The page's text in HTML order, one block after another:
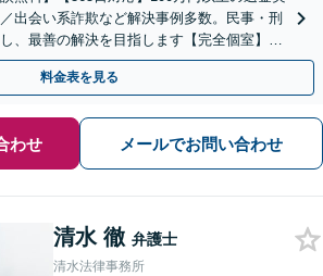
出会い系詐欺など解決事例多数。民事・刑
、最善の解決を目指します【完全個室】
料金表を見る
わせ メールでお問い合わせ
清水 徹 弁護士
清水法律事務所